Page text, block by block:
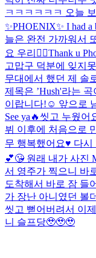
ㅋㅋㅋㅋㅋㅋ 오늘
✨PHOENIX✨ I had a
늘은 완전 가까워서
요 우리❤️‍🔥Thank u
고맙구 덕분에 잊지
무대에서 했던 제 솔
제목은 ’Hush'라는
이랍니다!☺️ 앞으로
See ya🔥 씻고 누웠어
뷔 이후에 처음으로
무 행복했어요♥️ 다시
💕😘 원래 내가 사진
서 영주가 찍으니 바
도착해서 바로 잠 들
가 장난 아니였던 볼
씻고 뻗어버려서 이
니 슬프당🥹🥹🥹